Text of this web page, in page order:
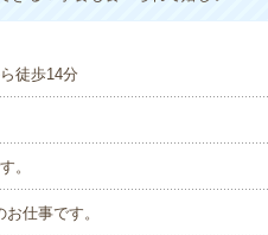
徒歩14分
。
仕事です。